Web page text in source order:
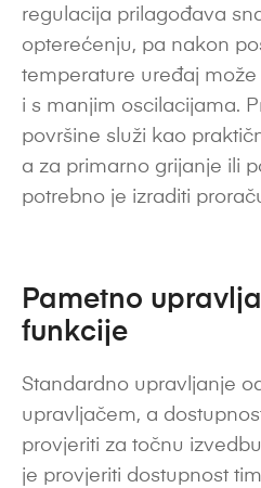
regulacija prilagođava
opterećenju, pa nakon
temperature uređaj
i s manjim oscilacijama.
površine služi kao
a za primarno grijanje ili
potrebno je izraditi
Pametno
funkcije
Standardno upravljanje
upravljačem, a
provjeriti za točnu
je provjeriti dostupnost